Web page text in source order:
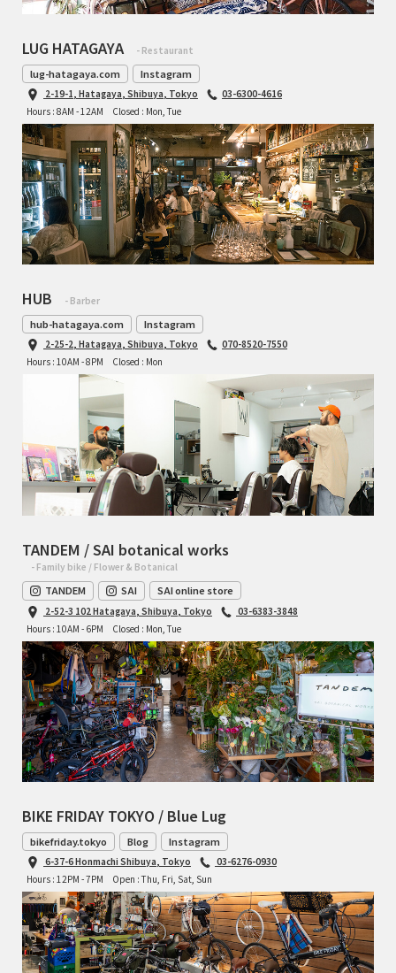
LUG HATAGAYA - Restaurant
lug-hatagaya.com Instagram
2-19-1, Hatagaya, Shibuya, Tokyo
03-6300-4616
Hours : 8AM - 12AM
Closed : Mon, Tue
HUB - Barber
hub-hatagaya.com Instagram
2-25-2, Hatagaya, Shibuya, Tokyo
070-8520-7550
Hours : 10AM - 8PM
Closed : Mon
TANDEM / SAI botanical works
- Family bike / Flower & Botanical
TANDEM SAI SAI online store
2-52-3 102 Hatagaya, Shibuya, Tokyo
03-6383-3848
Hours : 10AM - 6PM
Closed : Mon, Tue
BIKE FRIDAY TOKYO / Blue Lug
bikefriday.tokyo Blog Instagram
6-37-6 Honmachi Shibuya, Tokyo
03-6276-0930
Hours : 12PM - 7PM
Open : Thu, Fri, Sat, Sun